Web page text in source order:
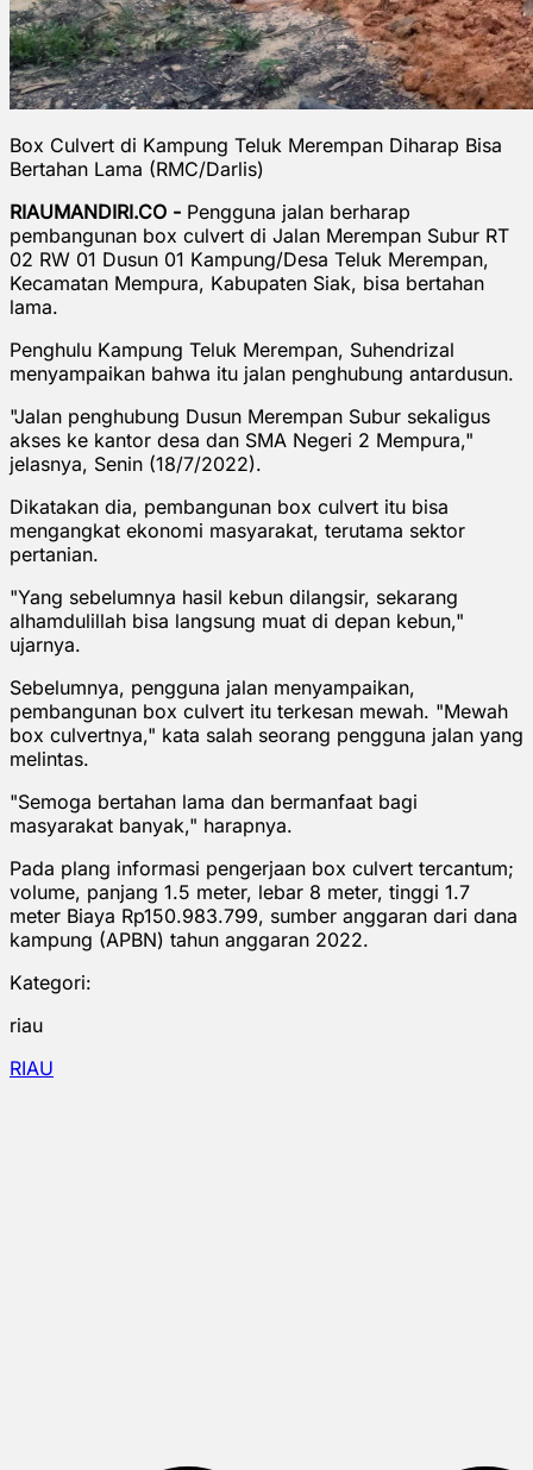
Box Culvert di Kampung Teluk Merempan Diharap Bisa
Bertahan Lama (RMC/Darlis)
RIAUMANDIRI.CO - Pengguna jalan berharap
pembangunan box culvert di Jalan Merempan Subur RT
02 RW 01 Dusun 01 Kampung/Desa Teluk Merempan,
Kecamatan Mempura, Kabupaten Siak, bisa bertahan
lama.
Penghulu Kampung Teluk Merempan, Suhendrizal
menyampaikan bahwa itu jalan penghubung antardusun.
"Jalan penghubung Dusun Merempan Subur sekaligus
akses ke kantor desa dan SMA Negeri 2 Mempura,"
jelasnya, Senin (18/7/2022).
Dikatakan dia, pembangunan box culvert itu bisa
mengangkat ekonomi masyarakat, terutama sektor
pertanian.
"Yang sebelumnya hasil kebun dilangsir, sekarang
alhamdulillah bisa langsung muat di depan kebun,"
ujarnya.
Sebelumnya, pengguna jalan menyampaikan,
pembangunan box culvert itu terkesan mewah. "Mewah
box culvertnya," kata salah seorang pengguna jalan yang
melintas.
"Semoga bertahan lama dan bermanfaat bagi
masyarakat banyak," harapnya.
Pada plang informasi pengerjaan box culvert tercantum;
volume, panjang 1.5 meter, lebar 8 meter, tinggi 1.7
meter Biaya Rp150.983.799, sumber anggaran dari dana
kampung (APBN) tahun anggaran 2022.
Kategori:
riau
RIAU